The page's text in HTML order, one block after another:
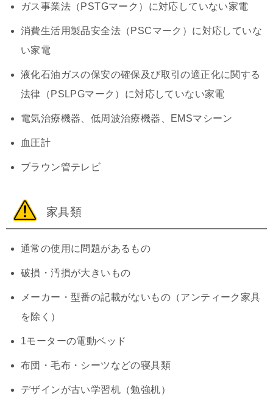
ガス事業法（PSTGマーク）に対応していない家電
消費生活用製品安全法（PSCマーク）に対応していな
い家電
液化石油ガスの保安の確保及び取引の適正化に関する
法律（PSLPGマーク）に対応していない家電
電気治療機器、低周波治療機器、EMSマシーン
血圧計
ブラウン管テレビ
家具類
通常の使用に問題があるもの
破損・汚損が大きいもの
メーカー・型番の記載がないもの（アンティーク家具
を除く）
1モーターの電動ベッド
布団・毛布・シーツなどの寝具類
デザインが古い学習机（勉強机）